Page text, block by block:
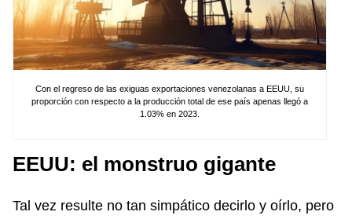
Con el regreso de las exiguas exportaciones venezolanas a EEUU, su
proporción con respecto a la producción total de ese país apenas llegó a
1.03% en 2023.
EEUU: el monstruo gigante
Tal vez resulte no tan simpático decirlo y oírlo, pero